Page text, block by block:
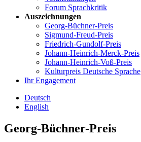
Forum Sprachkritik
Auszeichnungen
Georg-Büchner-Preis
Sigmund-Freud-Preis
Friedrich-Gundolf-Preis
Johann-Heinrich-Merck-Preis
Johann-Heinrich-Voß-Preis
Kulturpreis Deutsche Sprache
Ihr Engagement
Deutsch
English
Georg-Büchner-Preis